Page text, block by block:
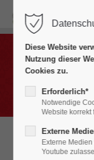
Login
Benutzername
Diese Website
Nutzung dieser
Cookies zu.
Erforderlich*
Notwendige
Website korrekt
Externe
Externe
Youtube